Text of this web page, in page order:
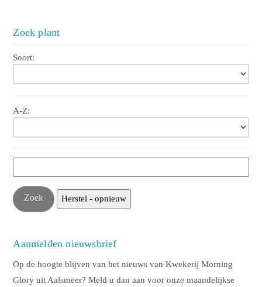
Zoek plant
Soort:
A-Z:
Aanmelden nieuwsbrief
Op de hoogte blijven van het nieuws van Kwekerij Morning
Glory uit Aalsmeer? Meld u dan aan voor onze maandelijkse